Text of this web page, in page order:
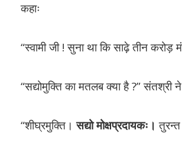
कहाः
“स्वामी जी ! सुना था कि साढ़े तीन
“सद्योमुक्ति का मतलब क्या है ?” संतश्री
“शीघ्रमुक्ति।सद्यो मोक्षप्रदायकः।